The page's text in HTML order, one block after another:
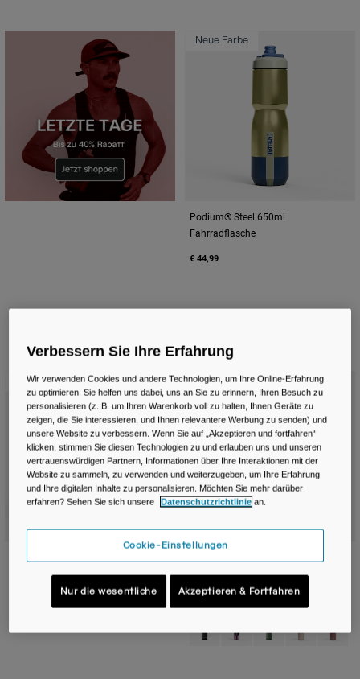
Neue Farbe
Podium® Steel 650ml
Fahrradflasche
€ 44,99
Neue Farbe
Product swatch type of Black.
Product swatch type of Mercury Berry.
Product swatch type of Mercury Blush.
Product swatch type of Mercury Deep Sea.
Neue Farbe
Fahrradflasche
€ 39,99
Verbessern Sie Ihre Erfahrung
Wir verwenden Cookies und andere Technologien, um Ihre Online-Erfahrung
zu optimieren. Sie helfen uns dabei, uns an Sie zu erinnern, Ihren Besuch zu
personalisieren (z. B. um Ihren Warenkorb voll zu halten, Ihnen Geräte zu
zeigen, die Sie interessieren, und Ihnen relevantere Werbung zu senden) und
unsere Website zu verbessern. Wenn Sie auf „Akzeptieren und fortfahren“
klicken, stimmen Sie diesen Technologien zu und erlauben uns und unseren
vertrauenswürdigen Partnern, Informationen über Ihre Interaktionen mit der
Website zu sammeln, zu verwenden und weiterzugeben, um Ihre Erfahrung
und Ihre digitalen Inhalte zu personalisieren. Möchten Sie mehr darüber
erfahren? Sehen Sie sich unsere
Datenschutzrichtlinie an.
Cookie-Einstellungen
Nur die wesentliche Akzeptieren & Fortfahren